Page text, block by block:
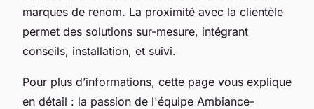
marques de renom. La proximité avec la clientèle
permet des solutions sur-mesure, intégrant
conseils, installation, et suivi.
Pour plus d’informations, cette page vous explique
en détail : la passion de l'équipe Ambiance-